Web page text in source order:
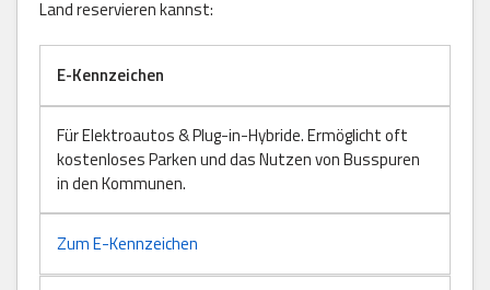
Land reservieren kannst:
E-Kennzeichen
Für Elektroautos & Plug-in-Hybride. Ermöglicht oft
kostenloses Parken und das Nutzen von Busspuren
in den Kommunen.
Zum E-Kennzeichen